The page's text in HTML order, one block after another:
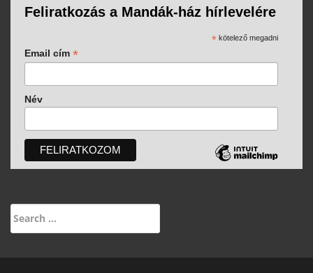
Feliratkozás a Mandák-ház hírlevelére
*kötelező megadni
Email cím *
Név